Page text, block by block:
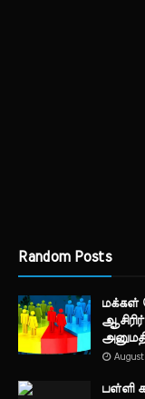
Random Posts
மக்கள்
அனுமதி
பள்ளி